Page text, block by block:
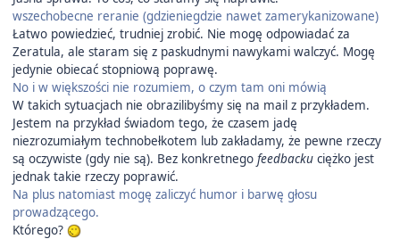
wszechobecne reranie (gdzieniegdzie nawet zamerykanizowane)
Łatwo powiedzieć, trudniej zrobić. Nie mogę odpowiadać za
Zeratula, ale staram się z paskudnymi nawykami walczyć. Mogę
jedynie obiecać stopniową poprawę.
No i w większości nie rozumiem, o czym tam oni mówią
W takich sytuacjach nie obrazilibyśmy się na mail z przykładem.
Jestem na przykład świadom tego, że czasem jadę
niezrozumiałym technobełkotem lub zakładamy, że pewne rzeczy
są oczywiste (gdy nie są). Bez konkretnego feedbackuciężko jest
jednak takie rzeczy poprawić.
Na plus natomiast mogę zaliczyć humor i barwę głosu
prowadzącego.
Którego?